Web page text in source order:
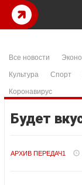
Все новости
Культура
Спорт
Коронавирус
Будет
АРХИВ ПЕРЕДАЧ1